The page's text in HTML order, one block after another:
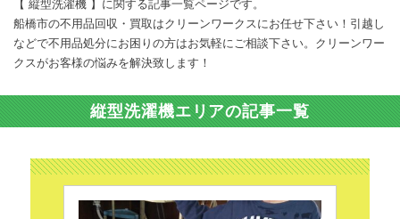
【 縦型洗濯機 】に関する記事一覧ページです。
船橋市の不用品回収・買取はクリーンワークスにお任せ下さい！引越し
などで不用品処分にお困りの方はお気軽にご相談下さい。クリーンワー
クスがお客様の悩みを解決致します！
縦型洗濯機エリアの記事一覧